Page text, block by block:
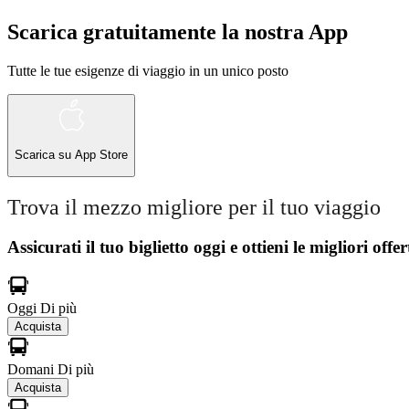
Scarica gratuitamente la nostra App
Tutte le tue esigenze di viaggio in un unico posto
Scarica su App Store
Trova il mezzo migliore per il tuo viaggio
Assicurati il ​​tuo biglietto oggi e ottieni le migliori
Oggi Di più
Acquista
Domani Di più
Acquista